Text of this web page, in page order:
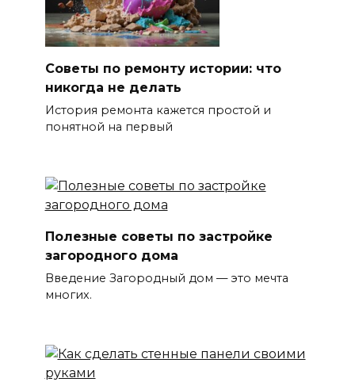
Советы по ремонту истории: что
никогда не делать
История ремонта кажется простой и
понятной на первый
Полезные советы по застройке
загородного дома
Введение Загородный дом — это мечта
многих.